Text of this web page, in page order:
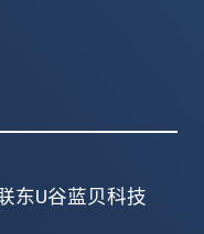
东U谷蓝贝科技